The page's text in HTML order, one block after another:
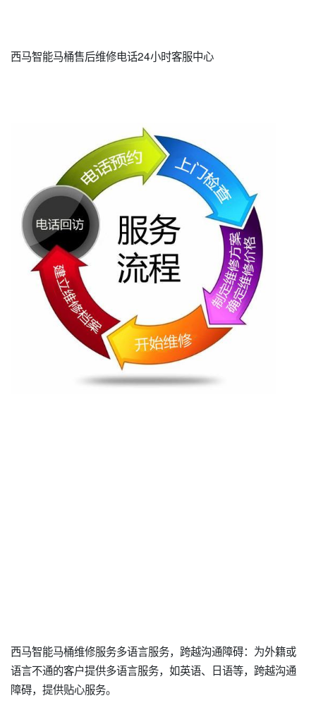
西马智能马桶售后维修电话24小时客服中心
西马智能马桶维修服务多语言服务，跨越沟通障碍：为外籍或
语言不通的客户提供多语言服务，如英语、日语等，跨越沟通
障碍，提供贴心服务。